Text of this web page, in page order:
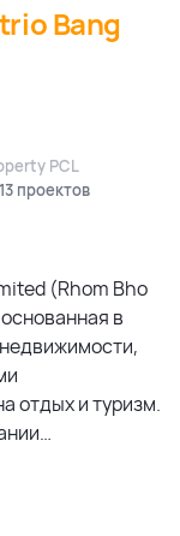
Bang
PCL
13 проектов
(Rhom Bho
в
отдых и туризм.
уделяя
и